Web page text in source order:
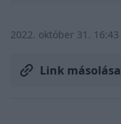
2022. október 31. 16:43
Link másolása